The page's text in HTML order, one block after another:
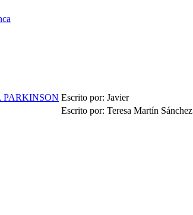
Escrito por: Javier
Escrito por: Teresa Martín Sánchez